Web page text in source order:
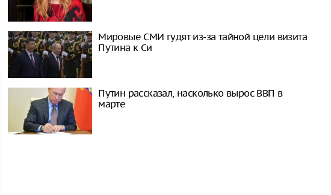
Мировые СМИ гудят из-за тайной цели визита
Путина к Си
Путин рассказал, насколько вырос ВВП в
марте